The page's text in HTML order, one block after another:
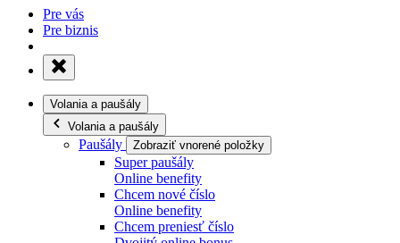
Pre vás
Pre biznis
Volania a paušály
Volania a paušály
Paušály Zobraziť vnorené položky
Super paušály
Online benefity
Chcem nové číslo
Online benefity
Chcem preniesť číslo